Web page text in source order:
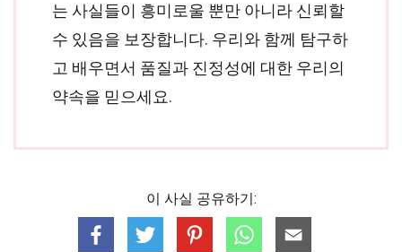
는 사실들이 흥미로울 뿐만 아니라 신뢰할
수 있음을 보장합니다. 우리와 함께 탐구하
고 배우면서 품질과 진정성에 대한 우리의
약속을 믿으세요.
이 사실 공유하기: